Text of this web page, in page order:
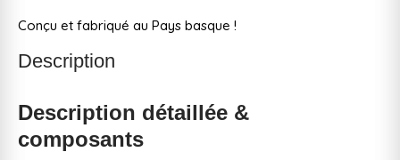
Conçu et fabriqué au Pays basque !
Description
Description détaillée &
composants